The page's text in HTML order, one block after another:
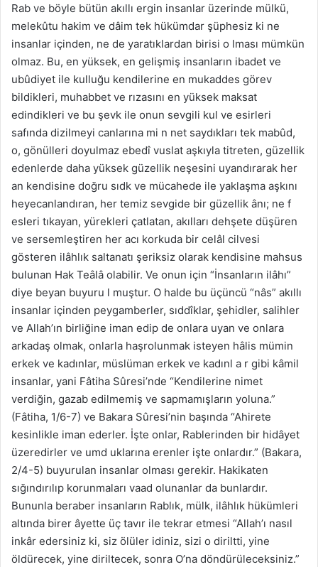
Rab ve böyle bütün akıllı ergin insanlar üzerinde mülkü,
melekûtu hakim ve dâim tek hükümdar şüphesiz ki ne
insanlar içinden, ne de yaratıklardan birisi o lması mümkün
olmaz. Bu, en yüksek, en gelişmiş insanların ibadet ve
ubûdiyet ile kulluğu kendilerine en mukaddes görev
bildikleri, muhabbet ve rızasını en yüksek maksat
edindikleri ve bu şevk ile onun sevgili kul ve esirleri
safında dizilmeyi canlarına mi n net saydıkları tek mabûd,
o, gönülleri doyulmaz ebedî vuslat aşkıyla titreten, güzellik
edenlerde daha yüksek güzellik neşesini uyandırarak her
an kendisine doğru sıdk ve mücahede ile yaklaşma aşkını
heyecanlandıran, her temiz sevgide bir güzellik ânı; ne f
esleri tıkayan, yürekleri çatlatan, akılları dehşete düşüren
ve sersemleştiren her acı korkuda bir celâl cilvesi
gösteren ilâhlık saltanatı şeriksiz olarak kendisine mahsus
bulunan Hak Teâlâ olabilir. Ve onun için “İnsanların ilâhı”
diye beyan buyuru l muştur. O halde bu üçüncü “nâs” akıllı
insanlar içinden peygamberler, sıddîklar, şehidler, salihler
ve Allah’ın birliğine iman edip de onlara uyan ve onlara
arkadaş olmak, onlarla haşrolunmak isteyen hâlis mümin
erkek ve kadınlar, müslüman erkek ve kadınl a r gibi kâmil
insanlar, yani Fâtiha Sûresi’nde “Kendilerine nimet
verdiğin, gazab edilmemiş ve sapmamışların yoluna.”
(Fâtiha, 1/6-7) ve Bakara Sûresi’nin başında “Ahirete
kesinlikle iman ederler. İşte onlar, Rablerinden bir hidâyet
üzeredirler ve umd uklarına erenler işte onlardır.” (Bakara,
2/4-5) buyurulan insanlar olması gerekir. Hakikaten
sığındırılıp korunmaları vaad olunanlar da bunlardır.
Bununla beraber insanların Rablık, mülk, ilâhlık hükümleri
altında birer âyette üç tavır ile tekrar etmesi “Allah’ı nasıl
inkâr edersiniz ki, siz ölüler idiniz, sizi o diriltti, yine
öldürecek, yine diriltecek, sonra O’na döndürüleceksiniz.”